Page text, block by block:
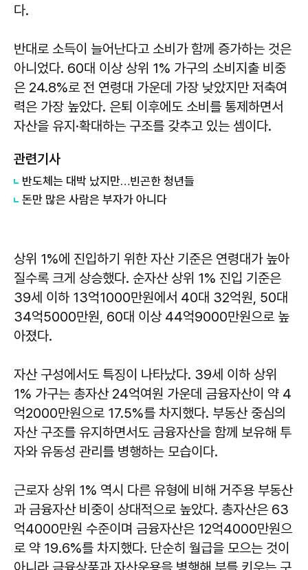
다.
반대로 소득이 늘어난다고 소비가 함께 증가하는 것은
아니었다. 60대 이상 상위 1% 가구의 소비지출 비중
은 24.8%로 전 연령대 가운데 가장 낮았지만 저축여
력은 가장 높았다. 은퇴 이후에도 소비를 통제하면서
자산을 유지·확대하는 구조를 갖추고 있는 셈이다.
관련기사
반도체는 대박 났지만…빈곤한 청년들
돈만 많은 사람은 부자가 아니다
상위 1%에 진입하기 위한 자산 기준은 연령대가 높아
질수록 크게 상승했다. 순자산 상위 1% 진입 기준은
39세 이하 13억1000만원에서 40대 32억원, 50대
34억5000만원, 60대 이상 44억9000만원으로 높
아졌다.
자산 구성에서도 특징이 나타났다. 39세 이하 상위
1% 가구는 총자산 24억여원 가운데 금융자산이 약 4
억2000만원으로 17.5%를 차지했다. 부동산 중심의
자산 구조를 유지하면서도 금융자산을 함께 보유해 투
자와 유동성 관리를 병행하는 모습이다.
근로자 상위 1% 역시 다른 유형에 비해 거주용 부동산
과 금융자산 비중이 상대적으로 높았다. 총자산은 63
억4000만원 수준이며 금융자산은 12억4000만원으
로 약 19.6%를 차지했다. 단순히 월급을 모으는 것이